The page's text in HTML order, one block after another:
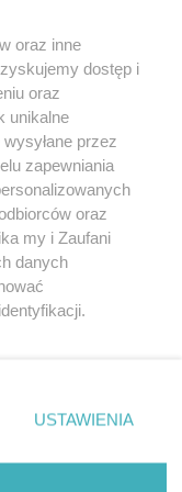
z portali
się z nami
oraz inne
dostęp i
oraz
unikalne
przez
zapewniania
oraz
my i Zaufani
danych
prywatności
zgody
się takiemu
USTAWIENIA